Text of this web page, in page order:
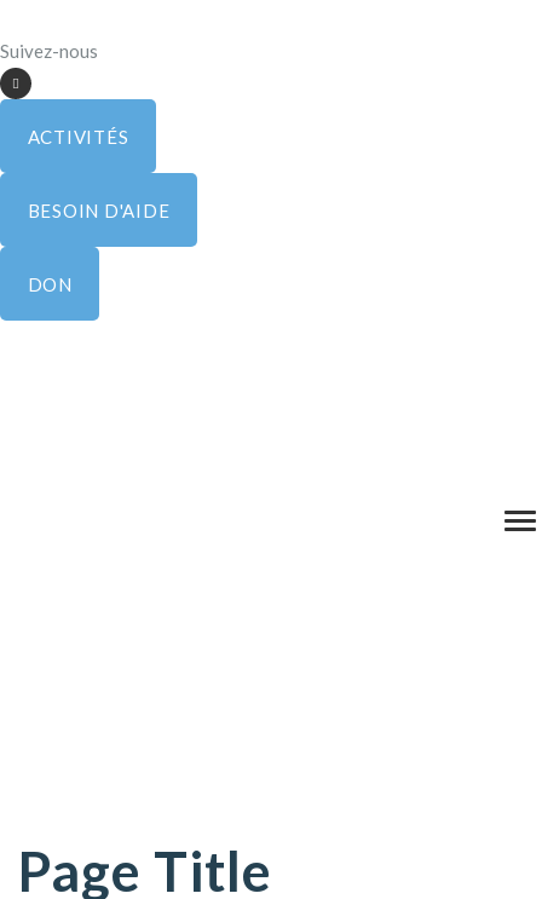
Suivez-nous
ACTIVITÉS
BESOIN D'AIDE
DON
Page Title